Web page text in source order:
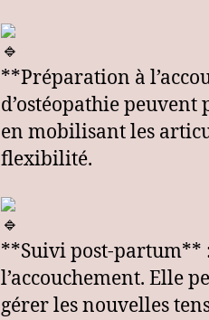
**Préparation à
d’ostéopathie peuvent
en mobilisant les
flexibilité.
**Suivi post-partum** :
l’accouchement. Elle
gérer les nouvelles